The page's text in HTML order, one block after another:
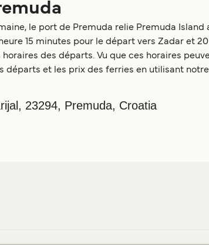
le port de Premuda relie Premuda Island
15 minutes pour le départ vers Zadar et
des départs. Vu que ces horaires
départs et les prix des ferries en utilisant
23294, Premuda, Croatia